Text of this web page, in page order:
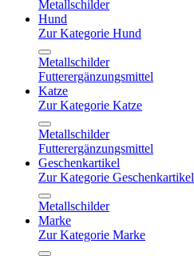
Metallschilder
Hund
Zur Kategorie Hund
Metallschilder
Futterergänzungsmittel
Katze
Zur Kategorie Katze
Metallschilder
Futterergänzungsmittel
Geschenkartikel
Zur Kategorie Geschenkartikel
Metallschilder
Marke
Zur Kategorie Marke